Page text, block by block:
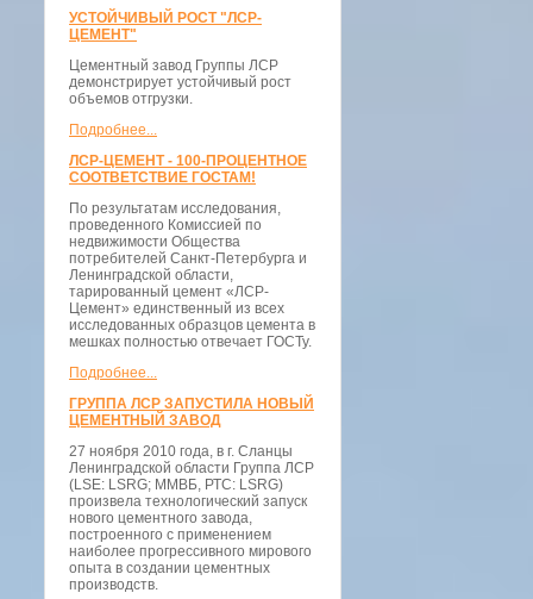
УСТОЙЧИВЫЙ РОСТ "ЛСР-
ЦЕМЕНТ"
Цементный завод Группы ЛСР
демонстрирует устойчивый рост
объемов отгрузки.
Подробнее...
ЛСР-ЦЕМЕНТ - 100-ПРОЦЕНТНОЕ
СООТВЕТСТВИЕ ГОСТАМ!
По результатам исследования,
проведенного Комиссией по
недвижимости Общества
потребителей Санкт-Петербурга и
Ленинградской области,
тарированный цемент «ЛСР-
Цемент» единственный из всех
исследованных образцов цемента в
мешках полностью отвечает ГОСТу.
Подробнее...
ГРУППА ЛСР ЗАПУСТИЛА НОВЫЙ
ЦЕМЕНТНЫЙ ЗАВОД
27 ноября 2010 года, в г. Сланцы
Ленинградской области Группа ЛСР
(LSE: LSRG; ММВБ, РТС: LSRG)
произвела технологический запуск
нового цементного завода,
построенного с применением
наиболее прогрессивного мирового
опыта в создании цементных
производств.